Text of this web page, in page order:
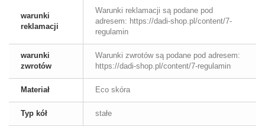
warunki
reklamacji
Warunki reklamacji są podane pod
adresem: https://dadi-shop.pl/content/7-
regulamin
warunki
zwrotów
Warunki zwrotów są podane pod adresem:
https://dadi-shop.pl/content/7-regulamin
Materiał Eco skóra
Typ kół stałe